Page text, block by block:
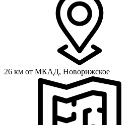
26 км от МКАД, Новорижское